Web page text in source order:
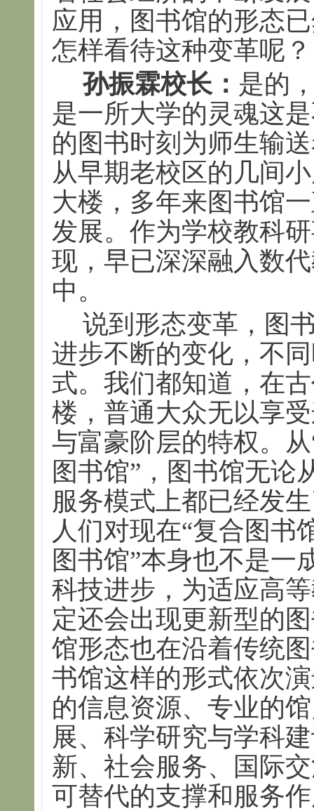
应用，图书馆的形态
怎样看待这种变革呢？
孙振霖校长： 是的
是一所大学的灵魂这
的图书时刻为师生输
从早期老校区的几间
大楼，多年来图书馆
发展。作为学校教科
现，早已深深融入数
中。
说到形态变革，图
进步不断的变化，不
式。我们都知道，在
楼，普通大众无以享
与富豪阶层的特权。
图书馆”，图书馆无论
服务模式上都已经发
人们对现在“复合图书
图书馆”本身也不是一
科技进步，为适应高
定还会出现更新型的
馆形态也在沿着传统
书馆这样的形式依次
的信息资源、专业的
展、科学研究与学科
新、社会服务、国际
可替代的支撑和服务